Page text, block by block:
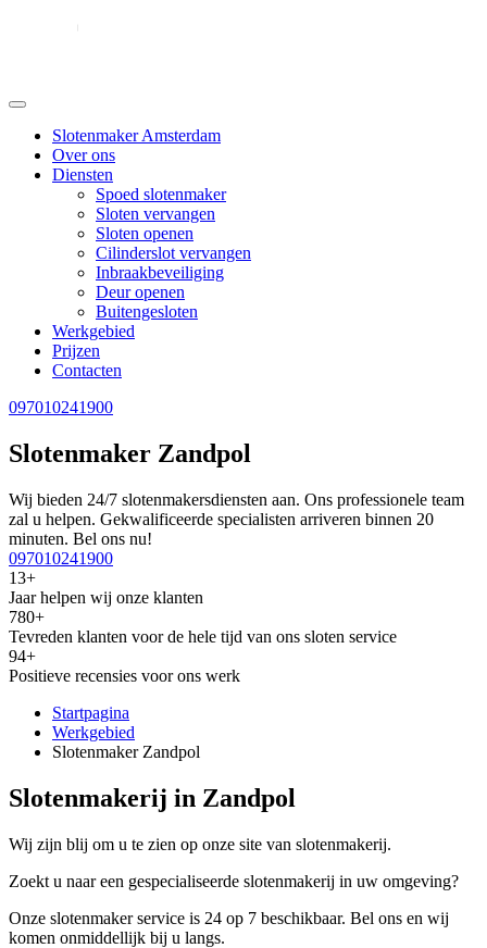
Slotenmaker Amsterdam
Over ons
Diensten
Spoed slotenmaker
Sloten vervangen
Sloten openen
Cilinderslot vervangen
Inbraakbeveiliging
Deur openen
Buitengesloten
Werkgebied
Prijzen
Contacten
097010241900
Slotenmaker Zandpol
Wij bieden 24/7 slotenmakersdiensten aan. Ons professionele team
zal u helpen. Gekwalificeerde specialisten arriveren binnen 20
minuten. Bel ons nu!
097010241900
13+
Jaar helpen wij onze klanten
780+
Tevreden klanten voor de hele tijd van ons sloten service
94+
Positieve recensies voor ons werk
Startpagina
Werkgebied
Slotenmaker Zandpol
Slotenmakerij in Zandpol
Wij zijn blij om u te zien op onze site van slotenmakerij.
Zoekt u naar een gespecialiseerde slotenmakerij in uw omgeving?
Onze slotenmaker service is 24 op 7 beschikbaar. Bel ons en wij
komen onmiddellijk bij u langs.